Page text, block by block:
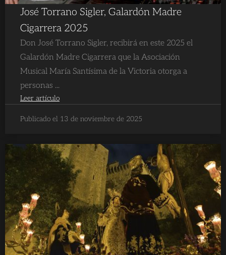
José Torrano Sigler, Galardón Madre
Cigarrera 2025
Don José Torrano Sigler, recibirá en este 2025 el
Galardón Madre Cigarrera que la Asociación
Musical María Santísima de la Victoria otorga a
personas ...
Leer artículo
Publicado el 13 de noviembre de 2025